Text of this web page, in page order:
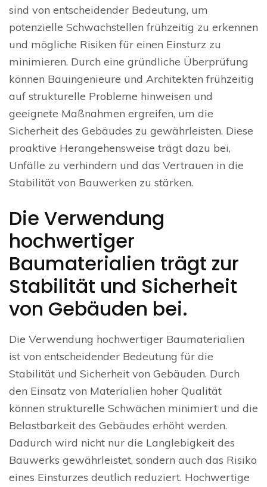
sind von entscheidender Bedeutung, um
potenzielle Schwachstellen frühzeitig zu erkennen
und mögliche Risiken für einen Einsturz zu
minimieren. Durch eine gründliche Überprüfung
können Bauingenieure und Architekten frühzeitig
auf strukturelle Probleme hinweisen und
geeignete Maßnahmen ergreifen, um die
Sicherheit des Gebäudes zu gewährleisten. Diese
proaktive Herangehensweise trägt dazu bei,
Unfälle zu verhindern und das Vertrauen in die
Stabilität von Bauwerken zu stärken.
Die Verwendung
hochwertiger
Baumaterialien trägt zur
Stabilität und Sicherheit
von Gebäuden bei.
Die Verwendung hochwertiger Baumaterialien
ist von entscheidender Bedeutung für die
Stabilität und Sicherheit von Gebäuden. Durch
den Einsatz von Materialien hoher Qualität
können strukturelle Schwächen minimiert und die
Belastbarkeit des Gebäudes erhöht werden.
Dadurch wird nicht nur die Langlebigkeit des
Bauwerks gewährleistet, sondern auch das Risiko
eines Einsturzes deutlich reduziert. Hochwertige